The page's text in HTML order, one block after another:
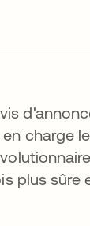
charge
plus sûre